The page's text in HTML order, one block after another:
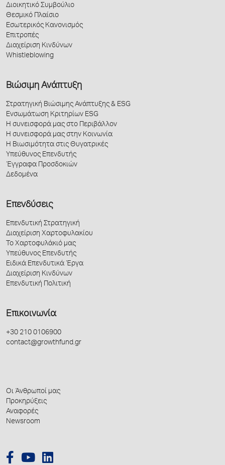
Διοικητικό Συμβούλιο
Θεσμικό Πλαίσιο
Εσωτερικός Κανονισμός
Επιτροπές
Διαχείριση Κινδύνων
Whistleblowing
Βιώσιμη Ανάπτυξη
Στρατηγική Βιώσιμης Ανάπτυξης & ESG
Ενσωμάτωση Κριτηρίων ESG
Η συνεισφορά μας στο Περιβάλλον
Η συνεισφορά μας στην Κοινωνία
Η Βιωσιμότητα στις Θυγατρικές
Υπεύθυνος Επενδυτής
Έγγραφα Προσδοκιών
Δεδομένα
Επενδύσεις
Επενδυτική Στρατηγική
Διαχείριση Χαρτοφυλακίου
Το Χαρτοφυλάκιό μας
Υπεύθυνος Επενδυτής
Ειδικά Επενδυτικά Έργα
Διαχείριση Κινδύνων
Επενδυτική Πολιτική
Επικοινωνία
+30 210 0106900
contact@growthfund.gr
Οι Άνθρωποί μας
Προκηρύξεις
Αναφορές
Newsroom